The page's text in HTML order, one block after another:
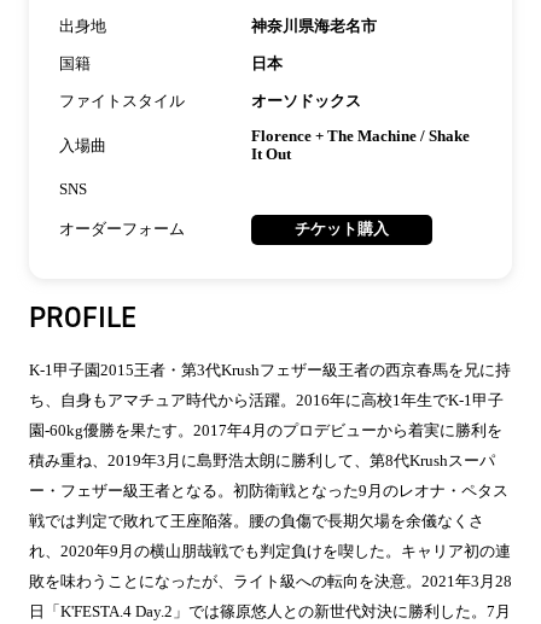
出身地 神奈川県海老名市
国籍 日本
ファイトスタイル オーソドックス
入場曲
Florence + The Machine / Shake
It Out
SNS
オーダーフォーム チケット購入
PROFILE
K-1甲子園2015王者・第3代Krushフェザー級王者の西京春馬を兄に持
ち、自身もアマチュア時代から活躍。2016年に高校1年生でK-1甲子
園-60kg優勝を果たす。2017年4月のプロデビューから着実に勝利を
積み重ね、2019年3月に島野浩太朗に勝利して、第8代Krushスーパ
ー・フェザー級王者となる。初防衛戦となった9月のレオナ・ペタス
戦では判定で敗れて王座陥落。腰の負傷で長期欠場を余儀なくさ
れ、2020年9月の横山朋哉戦でも判定負けを喫した。キャリア初の連
敗を味わうことになったが、ライト級への転向を決意。2021年3月28
日「K'FESTA.4 Day.2」では篠原悠人との新世代対決に勝利した。7月